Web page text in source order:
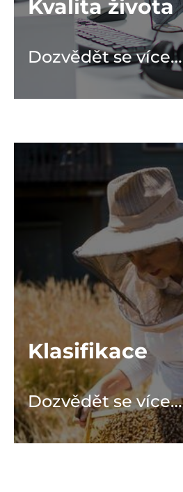
Kvalita života
Dozvědět se více…
Klasifikace
Dozvědět se více…